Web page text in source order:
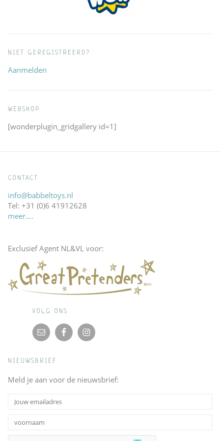
NIET GEREGISTREERD?
Aanmelden
WEBSHOP
[wonderplugin_gridgallery id=1]
CONTACT
info@babbeltoys.nl
Tel: +31 (0)6 41912628
meer….
Exclusief Agent NL&VL voor:
VOLG ONS
NIEUWSBRIEF
Meld je aan voor de nieuwsbrief: